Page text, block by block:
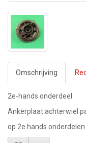
Omschrijving
2e-hands onderdeel.
Ankerplaat achterwiel
op 2e hands